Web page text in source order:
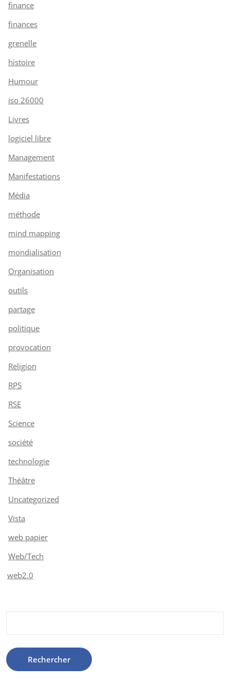
finance
finances
grenelle
histoire
Humour
iso 26000
Livres
logiciel libre
Management
Manifestations
Média
méthode
mind mapping
mondialisation
Organisation
outils
partage
politique
provocation
Religion
RPS
RSE
Science
société
technologie
Théâtre
Uncategorized
Vista
web papier
Web/Tech
web2.0